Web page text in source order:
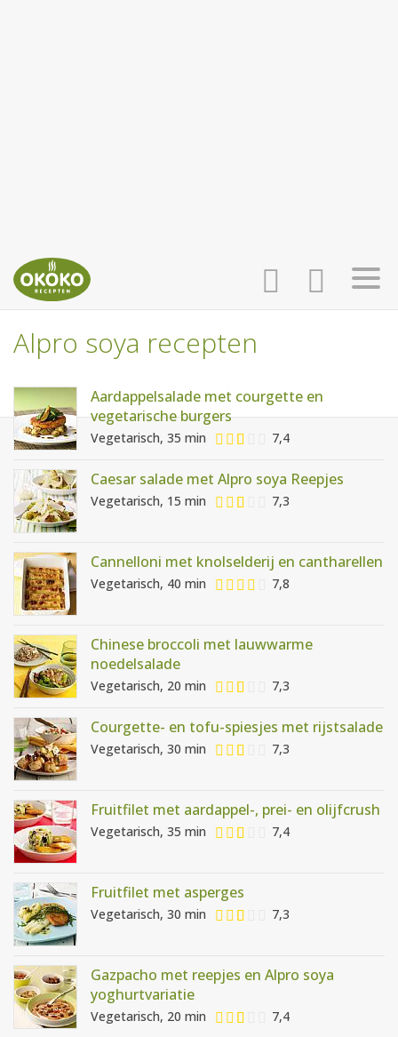
INLOGGEN
AANMELDEN
HOME
RECEPTEN
WEEKMENU'S
Alpro soya recepten
Aardappelsalade met courgette en
vegetarische burgers
Vegetarisch, 35 min 7,4
Caesar salade met Alpro soya Reepjes
Vegetarisch, 15 min 7,3
Cannelloni met knolselderij en cantharellen
Vegetarisch, 40 min 7,8
Chinese broccoli met lauwwarme
noedelsalade
Vegetarisch, 20 min 7,3
Courgette- en tofu-spiesjes met rijstsalade
Vegetarisch, 30 min 7,3
Fruitfilet met aardappel-, prei- en olijfcrush
Vegetarisch, 35 min 7,4
Fruitfilet met asperges
Vegetarisch, 30 min 7,3
Gazpacho met reepjes en Alpro soya
yoghurtvariatie
Vegetarisch, 20 min 7,4